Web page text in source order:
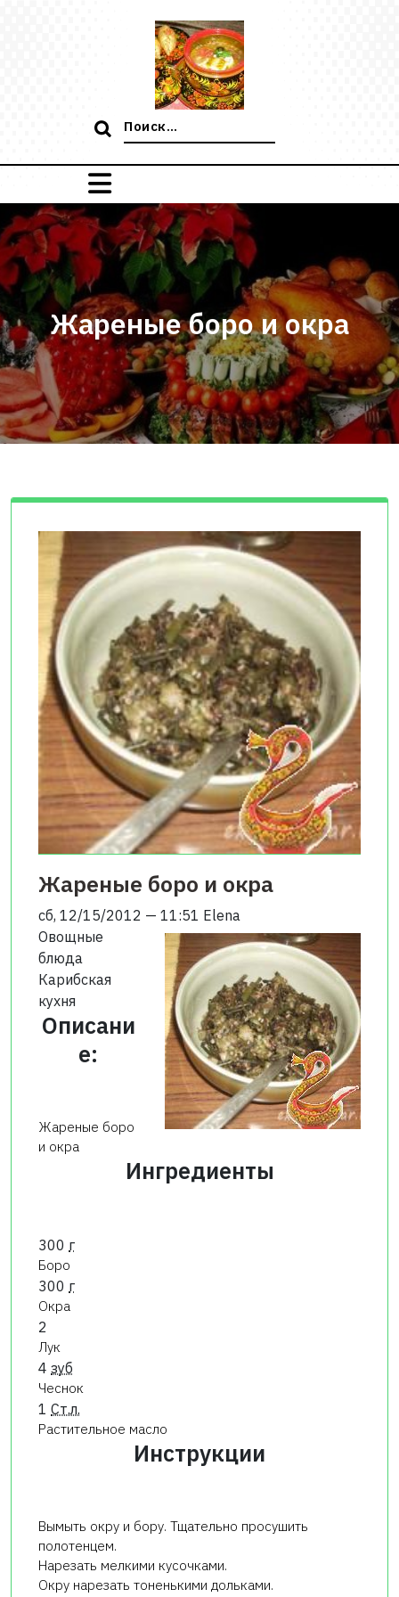
Поиск:
Жареные боро и окра
Жареные боро и окра
сб, 12/15/2012 — 11:51 Elena
Овощные
блюда
Карибская
кухня
Описани
е:
Жареные боро
и окра
Ингредиенты
300 г
Боро
300 г
Окра
2
Лук
4 зуб
Чеснок
1 Ст.л.
Растительное масло
Инструкции
Вымыть окру и бору. Тщательно просушить
полотенцем.
Нарезать мелкими кусочками.
Окру нарезать тоненькими дольками.